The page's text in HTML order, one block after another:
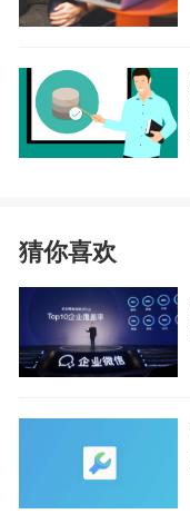
猜你喜欢